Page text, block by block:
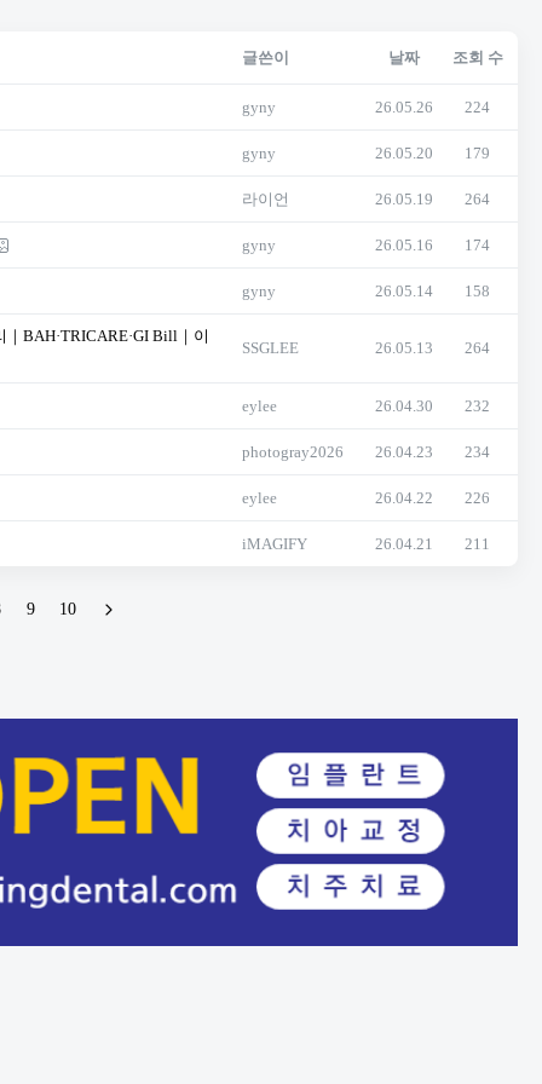
글쓴이 날짜 조회 수
gyny 26.05.26 224
gyny 26.05.20 179
라이언 26.05.19 264
gyny 26.05.16 174
gyny 26.05.14 158
BAH·TRICARE·GI Bill｜이
SSGLEE 26.05.13 264
eylee 26.04.30 232
photogray2026 26.04.23 234
eylee 26.04.22 226
iMAGIFY 26.04.21 211
9 10